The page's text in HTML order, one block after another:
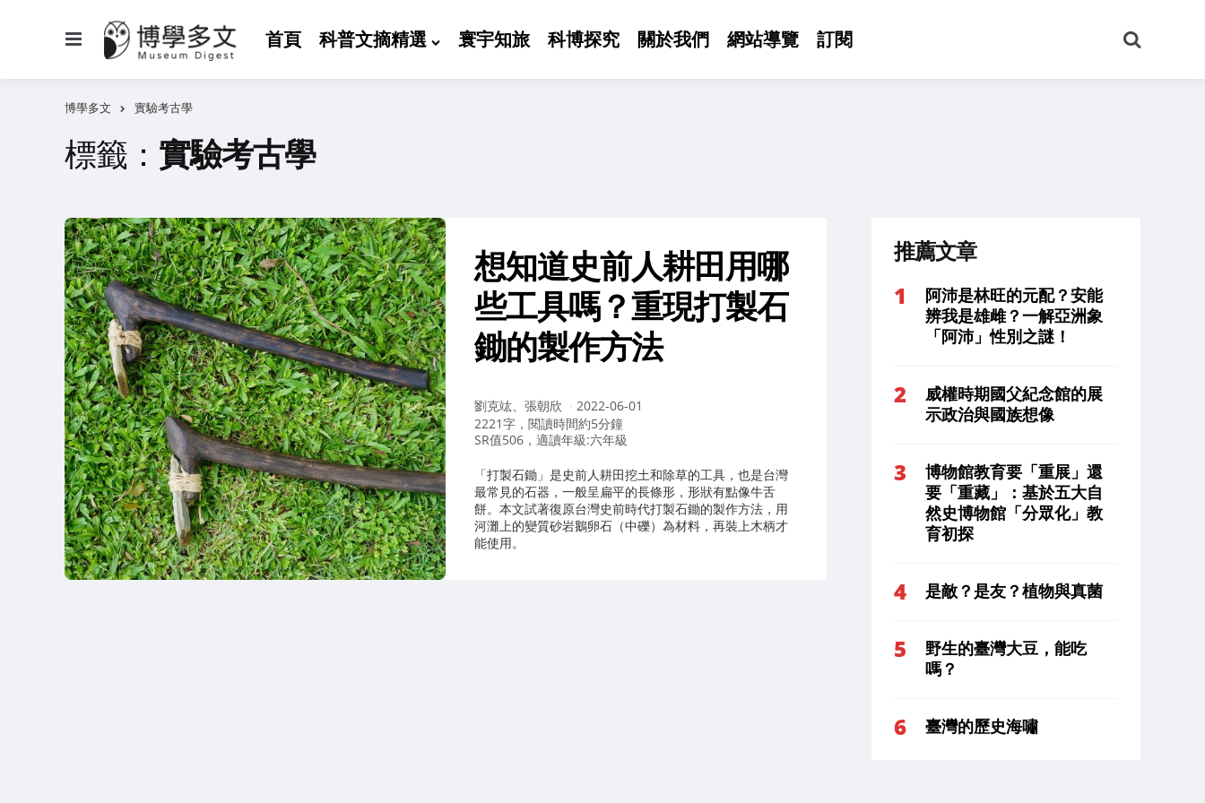
首頁 科普文摘精選 寰宇知旅 科博探究 關於我們 網站導覽 訂閱
尋
博學多文 實驗考古學
標籤： 實驗考古學
想知道史前人耕田用哪
些工具嗎？重現打製石
鋤的製作方法
作
者：
劉克竑、張朝欣
2022-06-01
2221字，閱讀時間約5分鐘
SR值506，適讀年級:六年級
「打製石鋤」是史前人耕田挖土和除草的工具，也是台灣
最常見的石器，一般呈扁平的長條形，形狀有點像牛舌
餅。本文試著復原台灣史前時代打製石鋤的製作方法，用
河灘上的變質砂岩鵝卵石（中礫）為材料，再裝上木柄才
能使用。
推薦文章
阿沛是林旺的元配？安能
辨我是雄雌？一解亞洲象
「阿沛」性別之謎！
威權時期國父紀念館的展
示政治與國族想像
博物館教育要「重展」還
要「重藏」：基於五大自
然史博物館「分眾化」教
育初探
是敵？是友？植物與真菌
野生的臺灣大豆，能吃
嗎？
臺灣的歷史海嘯